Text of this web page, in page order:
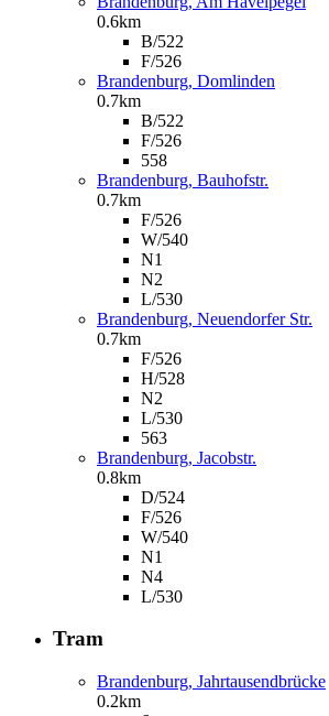
0.6km
B/522
F/526
Brandenburg, Domlinden
0.7km
B/522
F/526
558
Brandenburg, Bauhofstr.
0.7km
F/526
W/540
N1
N2
L/530
Brandenburg, Neuendorfer Str.
0.7km
F/526
H/528
N2
L/530
563
Brandenburg, Jacobstr.
0.8km
D/524
F/526
W/540
N1
N4
L/530
Tram
Brandenburg, Jahrtausendbrücke
0.2km